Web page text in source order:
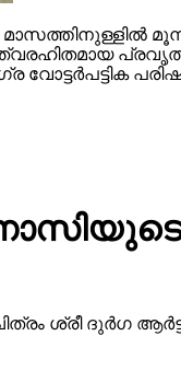
മാസത്തിനുള്ളില്‍
ശ്രീ ദുർഗ